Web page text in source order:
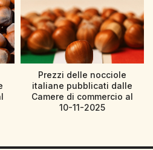
Prezzi delle nocciole
italiane pubblicati dalle
Camere di commercio al
10-11-2025